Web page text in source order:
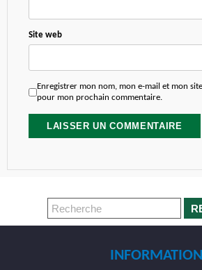
Site web
Enregistrer mon nom, mon e-mail et mon
pour mon prochain commentaire.
INFORMATION